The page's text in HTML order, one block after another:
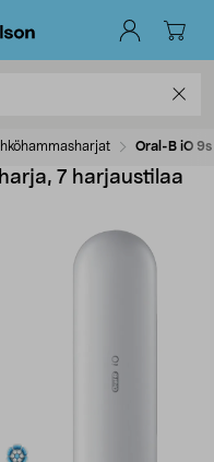
Oral-B iO
7 harjaustilaa